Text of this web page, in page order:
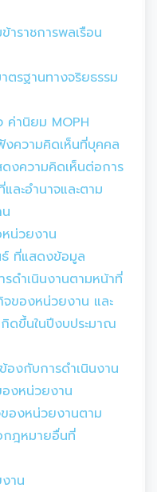
าราชการพลเรือน
รฐานทางจริยธรรม
านิยม MOPH
งความคิดเห็นที่บุคคล
งความคิดเห็นต่อการ
ละอำนาจและตาม
น่วยงาน
ธ์ ที่แสดงข้อมูล
ดำเนินงานตามหน้าที่
จของหน่วยงาน และ
ดขึ้นในปีงบประมาณ
องกับการดำเนินงาน
งหน่วยงาน
องหน่วยงานตาม
ฎหมายอื่นที่
าน